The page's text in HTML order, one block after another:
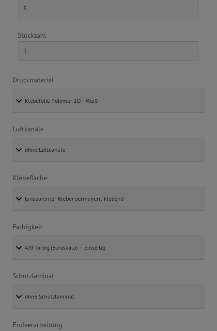
Stückzahl
Druckmaterial
Luftkanäle
Klebefläche
Farbigkeit
Schutzlaminat
Endverarbeitung